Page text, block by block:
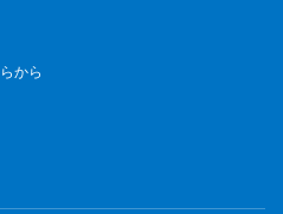
から